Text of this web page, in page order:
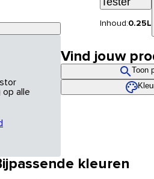
op alle
Inhoud:0.25L
Vind jouw
Toon
kleuren